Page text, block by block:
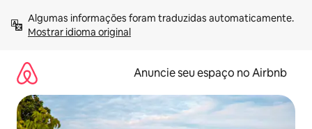
para
Mostrar idioma original
Anuncie seu espaço no Airbnb